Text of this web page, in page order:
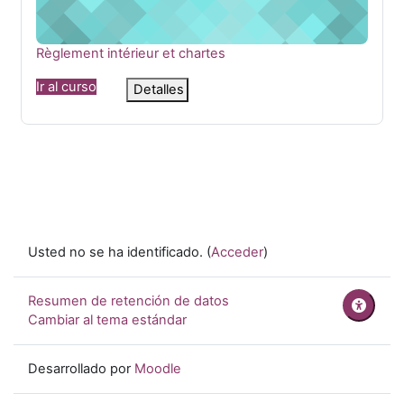
Nombre del curso
Règlement intérieur et chartes
Ir al curso Detalles
Usted no se ha identificado. (Acceder)
Resumen de retención de datos
Cambiar al tema estándar
Desarrollado por Moodle